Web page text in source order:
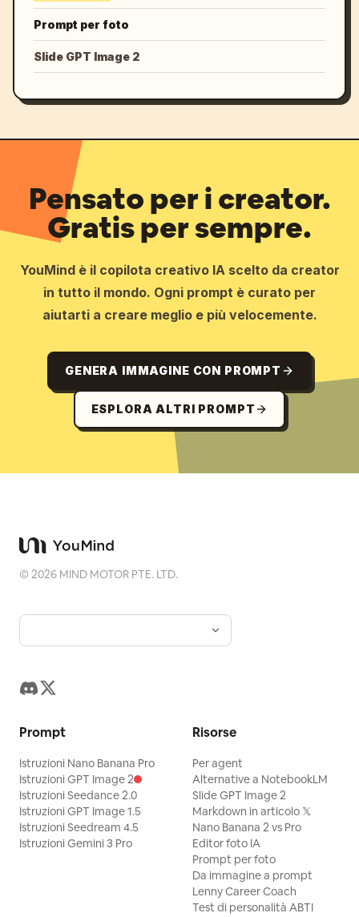
Prompt per foto
Slide GPT Image 2
Pensato per i creator.
Gratis per sempre.
YouMind è il copilota creativo IA scelto da creator
in tutto il mondo. Ogni prompt è curato per
aiutarti a creare meglio e più velocemente.
GENERA IMMAGINE CON PROMPT
ESPLORA ALTRI PROMPT
©2026 MIND MOTOR PTE. LTD.
Prompt
Istruzioni Nano Banana Pro
Istruzioni GPT Image 2
Istruzioni Seedance 2.0
Istruzioni GPT Image 1.5
Istruzioni Seedream 4.5
Istruzioni Gemini 3 Pro
Risorse
Per agent
Alternative a NotebookLM
Slide GPT Image 2
Markdown in articolo 𝕏
Nano Banana 2 vs Pro
Editor foto IA
Prompt per foto
Da immagine a prompt
Lenny Career Coach
Test di personalità ABTI